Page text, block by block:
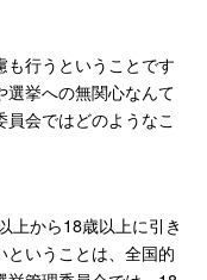
行うということです
挙への無関心なんて
会ではどのようなこ
上から18歳以上に引き
いうことは、全国的